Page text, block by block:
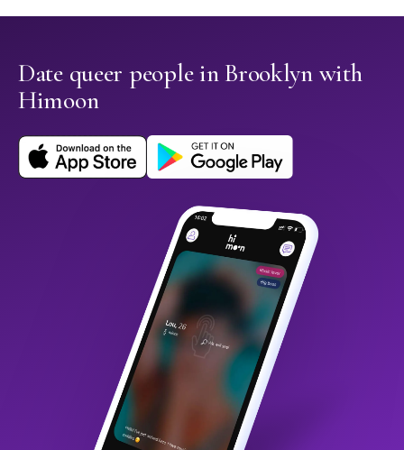
Date queer people in Brooklyn with
Himoon